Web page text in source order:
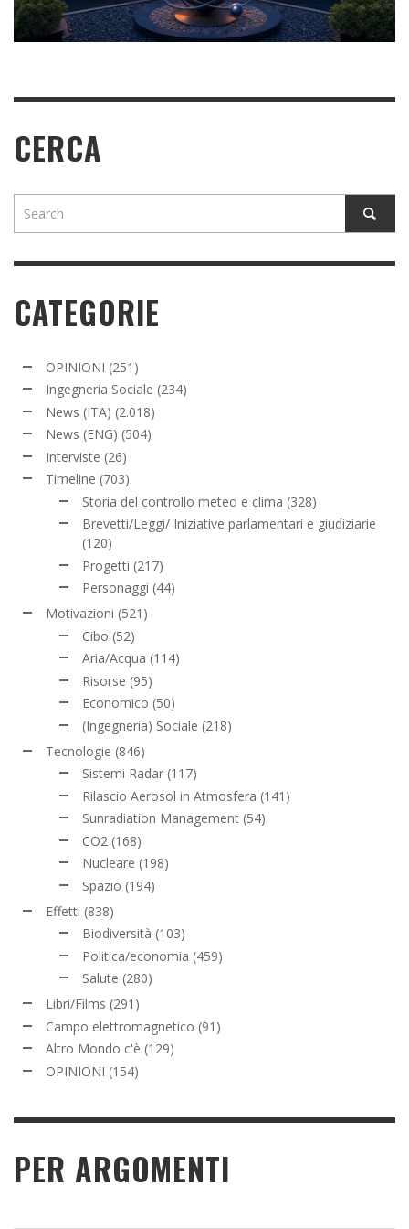
READ MORE
READ MORE
CERCA
CATEGORIE
OPINIONI (251)
Ingegneria Sociale (234)
News (ITA) (2.018)
News (ENG) (504)
Interviste (26)
Timeline (703)
Storia del controllo meteo e clima (328)
Brevetti/Leggi/ Iniziative parlamentari e giudiziarie
(120)
Progetti (217)
Personaggi (44)
Motivazioni (521)
Cibo (52)
Aria/Acqua (114)
Risorse (95)
Economico (50)
(Ingegneria) Sociale (218)
Tecnologie (846)
Sistemi Radar (117)
Rilascio Aerosol in Atmosfera (141)
Sunradiation Management (54)
CO2 (168)
Nucleare (198)
Spazio (194)
Effetti (838)
Biodiversità (103)
Politica/economia (459)
Salute (280)
Libri/Films (291)
Campo elettromagnetico (91)
Altro Mondo c'è (129)
OPINIONI (154)
PER ARGOMENTI